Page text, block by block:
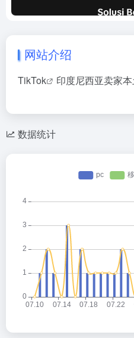
网站介绍
TikTok 印度尼西亚卖家
数据统计